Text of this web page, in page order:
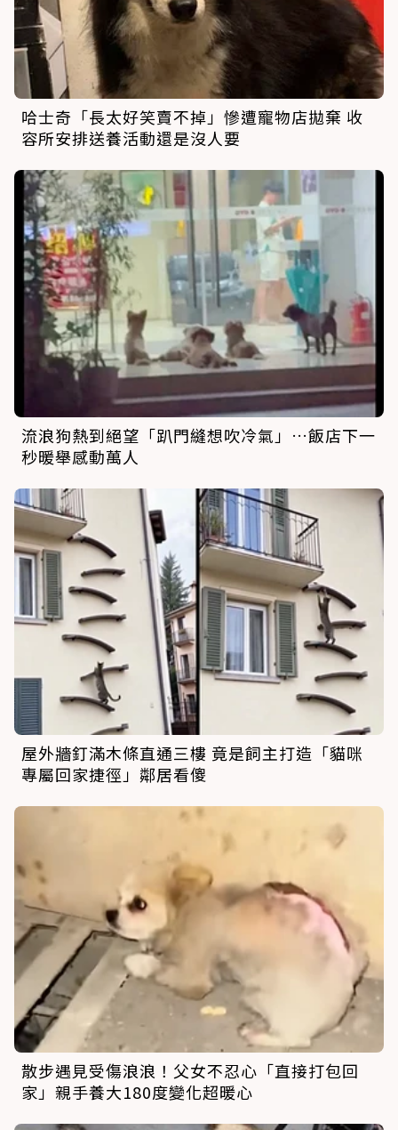
哈士奇「長太好笑賣不掉」慘遭寵物店拋棄 收
容所安排送養活動還是沒人要
流浪狗熱到絕望「趴門縫想吹冷氣」…飯店下一
秒暖舉感動萬人
屋外牆釘滿木條直通三樓 竟是飼主打造「貓咪
專屬回家捷徑」鄰居看傻
散步遇見受傷浪浪！父女不忍心「直接打包回
家」親手養大180度變化超暖心